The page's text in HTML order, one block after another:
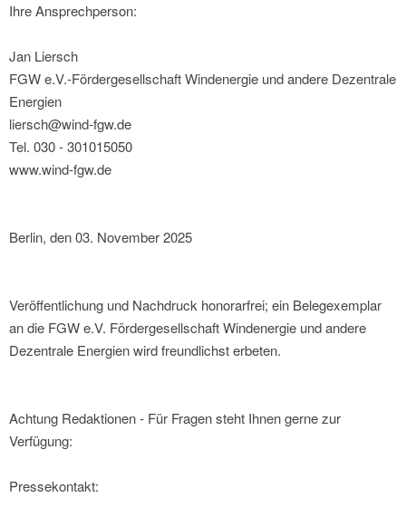
Ihre Ansprechperson:
Jan Liersch
FGW e.V.-Fördergesellschaft Windenergie und andere Dezentrale
Energien
liersch@wind-fgw.de
Tel. 030 - 301015050
www.wind-fgw.de
Berlin, den 03. November 2025
Veröffentlichung und Nachdruck honorarfrei; ein Belegexemplar
an die FGW e.V. Fördergesellschaft Windenergie und andere
Dezentrale Energien wird freundlichst erbeten.
Achtung Redaktionen - Für Fragen steht Ihnen gerne zur
Verfügung:
Pressekontakt: